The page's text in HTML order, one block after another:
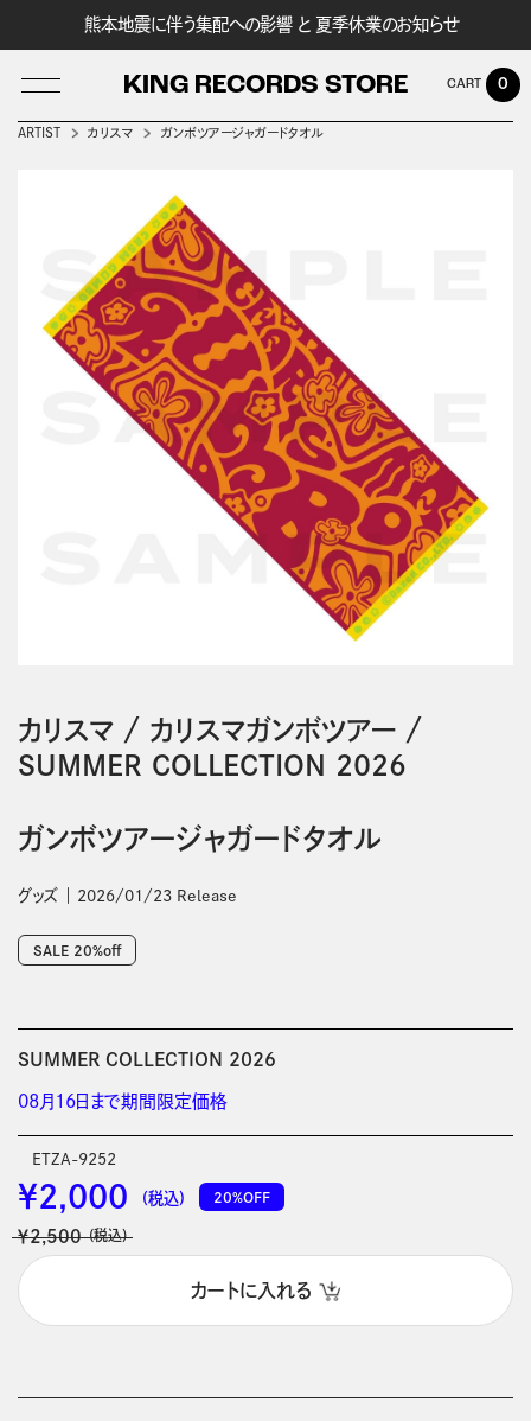
熊本地震に伴う集配への影響 と 夏季休業のお知らせ
KING RECORDS STORE 0
ARTIST カリスマ ガンボツアージャガードタオル
カリスマ/ カリスマガンボツアー/
SUMMER COLLECTION 2026
ガンボツアージャガードタオル
グッズ 2026/01/23 Release
SALE 20%off
SUMMER COLLECTION 2026
08月16日まで期間限定価格
ETZA-9252
20%OFF
￥2,000 (税込)
￥2,500 (税込)
カートに入れる